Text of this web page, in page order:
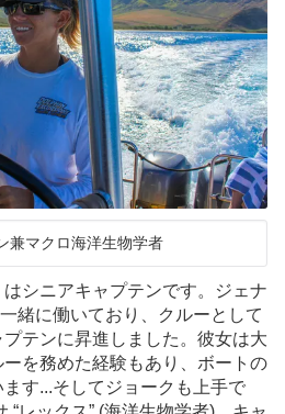
兼マクロ海洋生物学者
シニアキャプテンです。ジェナ
緒に働いており、クルーとして
テンに昇進しました。彼女は大
を務めた経験もあり、ボートの
す...そしてジョークも上手で